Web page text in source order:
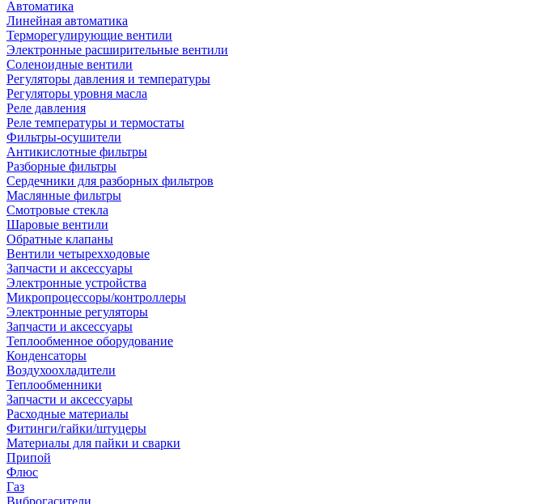
Автоматика
Линейная автоматика
Терморегулирующие вентили
Электронные расширительные вентили
Соленоидные вентили
Регуляторы давления и температуры
Регуляторы уровня масла
Реле давления
Реле температуры и термостаты
Фильтры-осушители
Антикислотные фильтры
Разборные фильтры
Сердечники для разборных фильтров
Маслянные фильтры
Смотровые стекла
Шаровые вентили
Обратные клапаны
Вентили четырехходовые
Запчасти и аксессуары
Электронные устройства
Микропроцессоры/контроллеры
Электронные регуляторы
Запчасти и аксессуары
Теплообменное оборудование
Конденсаторы
Воздухоохладители
Теплообменники
Запчасти и аксессуары
Расходные материалы
Фитинги/гайки/штуцеры
Материалы для пайки и сварки
Припой
Флюс
Газ
Виброгасители